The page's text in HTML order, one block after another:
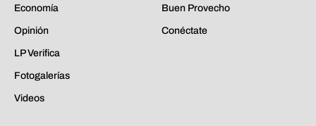
Economía
Opinión
LP Verifica
Fotogalerías
Videos
Buen Provecho
Conéctate